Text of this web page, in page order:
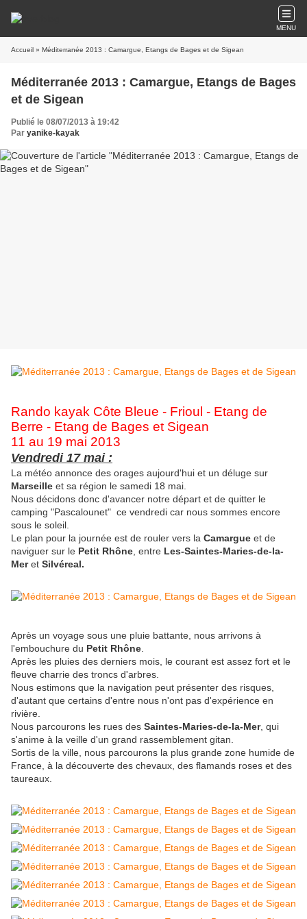
MENU
Accueil » Méditerranée 2013 : Camargue, Etangs de Bages et de Sigean
Méditerranée 2013 : Camargue, Etangs de Bages
et de Sigean
Publié le 08/07/2013 à 19:42
Par yanike-kayak
Rando kayak Côte Bleue - Frioul - Etang de
Berre - Etang de Bages et Sigean
11 au 19 mai 2013
Vendredi 17 mai :
La météo annonce des orages aujourd'hui et un déluge sur
Marseille et sa région le samedi 18 mai.
Nous décidons donc d'avancer notre départ et de quitter le
camping "Pascalounet" ce vendredi car nous sommes encore
sous le soleil.
Le plan pour la journée est de rouler vers la Camargue et de
naviguer sur le Petit Rhône , entre Les-Saintes-Maries-de-la-
Meret Silvéreal.
Après un voyage sous une pluie battante, nous arrivons à
l'embouchure du Petit Rhône
Après les pluies des derniers mois, le courant est assez fort et le
fleuve charrie des troncs d'arbres.
Nous estimons que la navigation peut présenter des risques,
d'autant que certains d'entre nous n'ont pas d'expérience en
rivière.
Nous parcourons les rues des Saintes-Maries-de-la-Mer, qui
s'anime à la veille d'un grand rassemblement gitan.
Sortis de la ville, nous parcourons la plus grande zone humide de
France, à la découverte des chevaux, des flamands roses et des
taureaux.